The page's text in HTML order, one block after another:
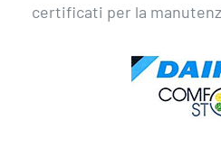
certificati per la